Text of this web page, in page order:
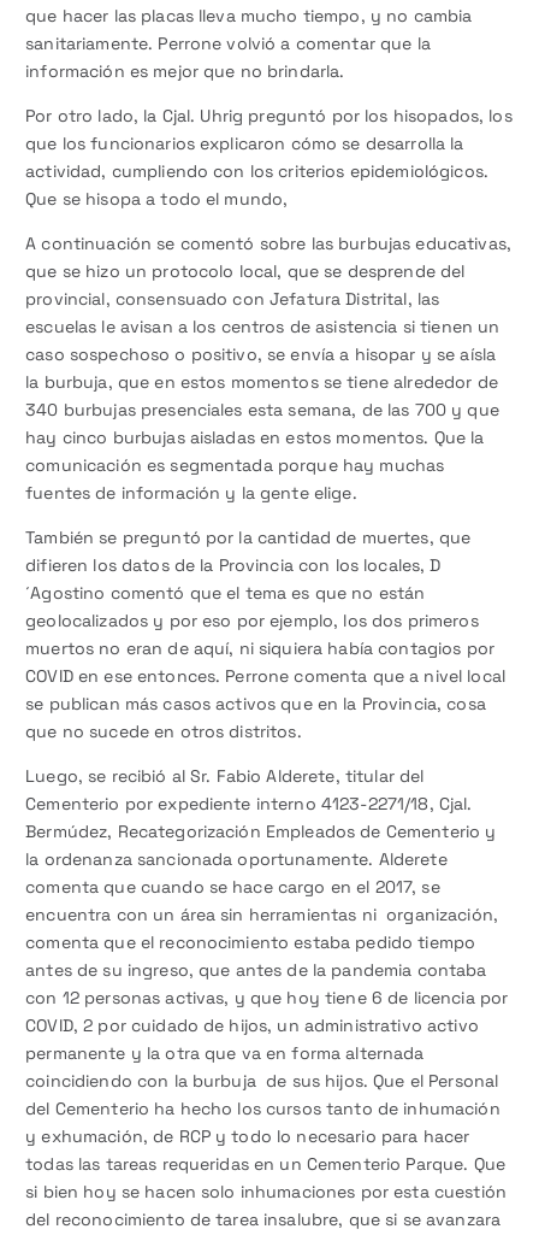
que hacer las placas lleva mucho tiempo, y no cambia
sanitariamente. Perrone volvió a comentar que la
información es mejor que no brindarla.
Por otro lado, la Cjal. Uhrig preguntó por los hisopados, los
que los funcionarios explicaron cómo se desarrolla la
actividad, cumpliendo con los criterios epidemiológicos.
Que se hisopa a todo el mundo,
A continuación se comentó sobre las burbujas educativas,
que se hizo un protocolo local, que se desprende del
provincial, consensuado con Jefatura Distrital, las
escuelas le avisan a los centros de asistencia si tienen un
caso sospechoso o positivo, se envía a hisopar y se aísla
la burbuja, que en estos momentos se tiene alrededor de
340 burbujas presenciales esta semana, de las 700 y que
hay cinco burbujas aisladas en estos momentos. Que la
comunicación es segmentada porque hay muchas
fuentes de información y la gente elige.
También se preguntó por la cantidad de muertes, que
difieren los datos de la Provincia con los locales, D
´Agostino comentó que el tema es que no están
geolocalizados y por eso por ejemplo, los dos primeros
muertos no eran de aquí, ni siquiera había contagios por
COVID en ese entonces. Perrone comenta que a nivel local
se publican más casos activos que en la Provincia, cosa
que no sucede en otros distritos.
Luego, se recibió al Sr. Fabio Alderete, titular del
Cementerio por expediente interno 4123-2271/18, Cjal.
Bermúdez, Recategorización Empleados de Cementerio y
la ordenanza sancionada oportunamente. Alderete
comenta que cuando se hace cargo en el 2017, se
encuentra con un área sin herramientas ni organización,
comenta que el reconocimiento estaba pedido tiempo
antes de su ingreso, que antes de la pandemia contaba
con 12 personas activas, y que hoy tiene 6 de licencia por
COVID, 2 por cuidado de hijos, un administrativo activo
permanente y la otra que va en forma alternada
coincidiendo con la burbuja de sus hijos. Que el Personal
del Cementerio ha hecho los cursos tanto de inhumación
y exhumación, de RCP y todo lo necesario para hacer
todas las tareas requeridas en un Cementerio Parque. Que
si bien hoy se hacen solo inhumaciones por esta cuestión
del reconocimiento de tarea insalubre, que si se avanzara